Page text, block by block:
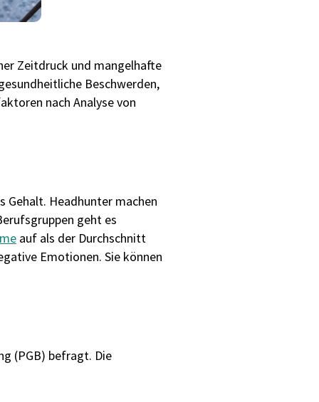
Zeitdruck und mangelhafte
Beschwerden,
nach Analyse von
Headhunter machen
geht es
auf als der Durchschnitt
Emotionen. Sie können
(PGB) befragt. Die